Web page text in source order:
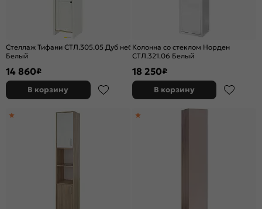
Стеллаж Тифани СТЛ.305.05 Дуб небраска/
Белый
14 860₽
В корзину
Колонна со стеклом Норден
СТЛ.321.06 Белый
18 250₽
В корзину